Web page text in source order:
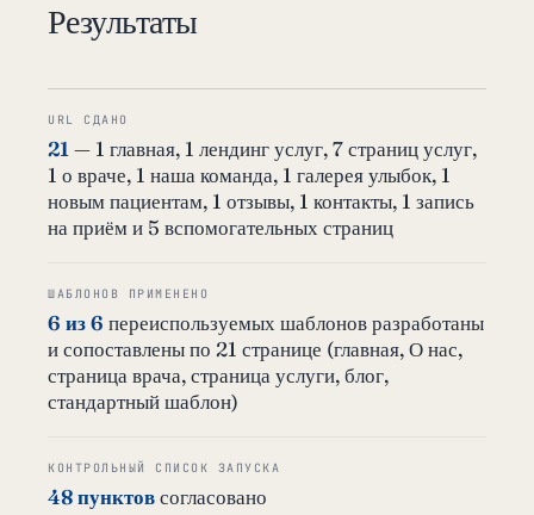
Результаты
URL СДАНО
21 — 1 главная, 1 лендинг услуг, 7 страниц услуг,
1 о враче, 1 наша команда, 1 галерея улыбок, 1
новым пациентам, 1 отзывы, 1 контакты, 1 запись
на приём и 5 вспомогательных страниц
ШАБЛОНОВ ПРИМЕНЕНО
6 из 6 переиспользуемых шаблонов разработаны
и сопоставлены по 21 странице (главная, О нас,
страница врача, страница услуги, блог,
стандартный шаблон)
КОНТРОЛЬНЫЙ СПИСОК ЗАПУСКА
48 пунктовсогласовано